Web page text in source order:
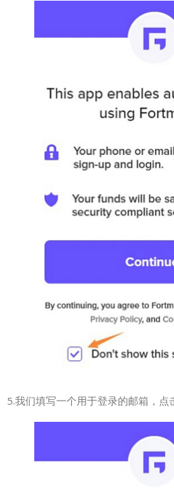
5.我们填写一个用于登录的邮箱，点击